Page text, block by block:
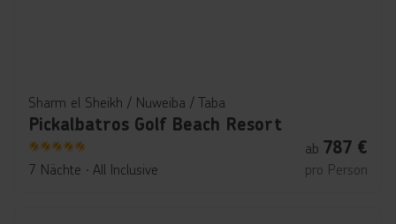
Sharm el Sheikh / Nuweiba / Taba
Pickalbatros Golf Beach Resort
5
7 Nächte ∙ All Inclusive
ab 787 €
pro Person